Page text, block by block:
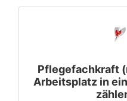
Pflegefachkraft
Arbeitsplatz in